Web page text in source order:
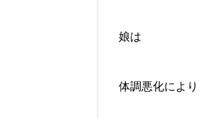
娘は
体調悪化により